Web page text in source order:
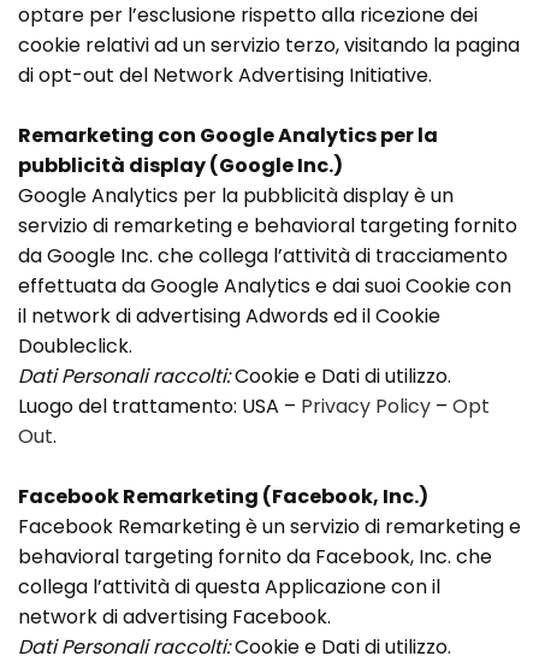
optare per l’esclusione rispetto alla ricezione dei
cookie relativi ad un servizio terzo, visitando la pagina
di opt-out del Network Advertising Initiative.
Remarketing con Google Analytics per la
pubblicità display (Google Inc.)
Google Analytics per la pubblicità display è un
servizio di remarketing e behavioral targeting fornito
da Google Inc. che collega l’attività di tracciamento
effettuata da Google Analytics e dai suoi Cookie con
il network di advertising Adwords ed il Cookie
Doubleclick.
Dati Personali raccolti:Cookie e Dati di utilizzo.
Luogo del trattamento: USA – Privacy Policy – Opt
Out.
Facebook Remarketing (Facebook, Inc.)
Facebook Remarketing è un servizio di remarketing e
behavioral targeting fornito da Facebook, Inc. che
collega l’attività di questa Applicazione con il
network di advertising Facebook.
Dati Personali raccolti:Cookie e Dati di utilizzo.